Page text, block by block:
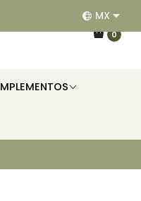
0
HOTELES, OFICINAS E
MX